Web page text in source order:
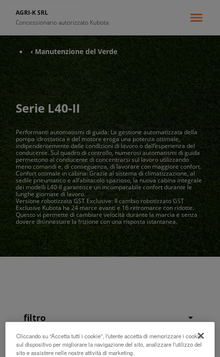
AGRI-K SRL
Concessionario autorizzato Kubota
‹ Manutenzione del Verde
Serie L40-II
Performanti automatismi di guida: La gestione automatizzata della
pompa idrostatica e del motore eroga una potenza ottimale,
indipendentemente dalle condizioni di lavoro o dall’esperienza del
conducente. Sul quadro di controllo, numerosi automatismi di guida
permettono al conducente di concentrarsi sul lavoro utilizzando
meno comandi e, di conseguenza, di lavorare con maggiore confort.
Confort ottimale in cabina: Grazie al sistema di climatizzazione, al
sedile pneumatico e all’abitacolo spazioso, la nuova cabina integrale
dei modelli L40-II garantisce un incomparabile confort durante le
lunghe giornate di lavoro.
Versione robotizzata GST Exclusive: Il cambio robotizzato GST
Exclusive Kubota ha 24 marce avanti e 16 retromarce con ridotte.
Questo vi permette di cambiare velocità durante la marcia e senza
dovere disinnestare la frizione con una risposta istantanea.
filtro
Cliccando su “Accetta tutti i cookie”, l'utente accetta di memorizzare i cookie
sul dispositivo per migliorare la navigazione del sito, analizzare l'utilizzo del
sito e assistere nelle nostre attività di marketing.